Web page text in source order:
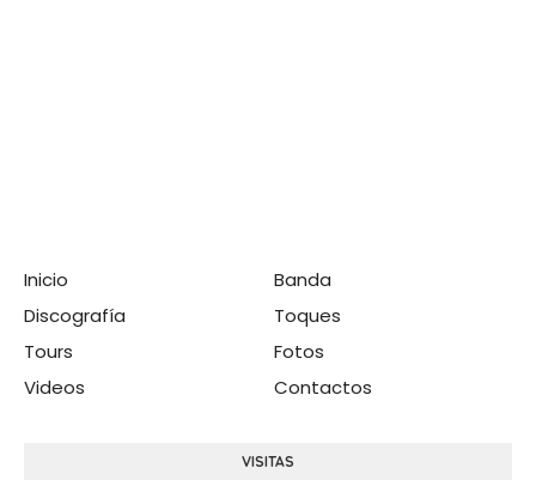
Inicio
Banda
Discografía
Toques
Tours
Fotos
Videos
Contactos
VISITAS